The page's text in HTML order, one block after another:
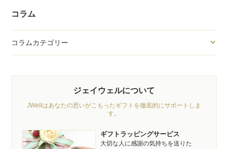
コラム
コラムカテゴリー
ジェイウェルについて
JWellはあなたの思いがこもったギフトを徹底的にサポートしま
す。
ギフトラッピングサービス
大切な人に感謝の気持ちを送りた